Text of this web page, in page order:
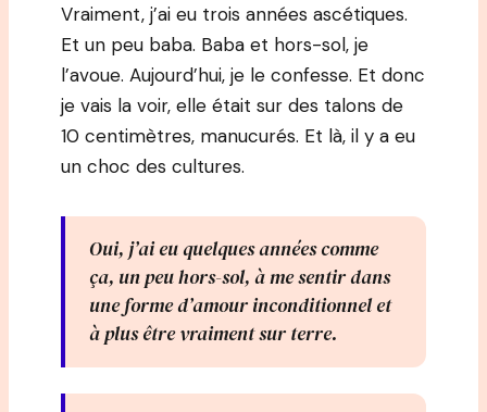
Vraiment, j’ai eu trois années ascétiques.
Et un peu baba. Baba et hors-sol, je
l’avoue. Aujourd’hui, je le confesse. Et donc
je vais la voir, elle était sur des talons de
10 centimètres, manucurés. Et là, il y a eu
un choc des cultures.
Oui, j’ai eu quelques années comme
ça, un peu hors-sol, à me sentir dans
une forme d’amour inconditionnel et
à plus être vraiment sur terre.